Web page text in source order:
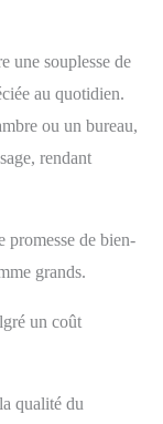
:
coin
à double
une
la
et des
une souplesse de
au quotidien.
ou un bureau,
rendant
promesse de bien-
grands.
un coût
qualité du